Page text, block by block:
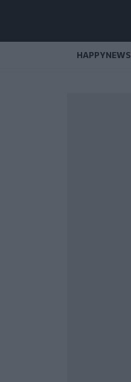
HAPPYNEWS